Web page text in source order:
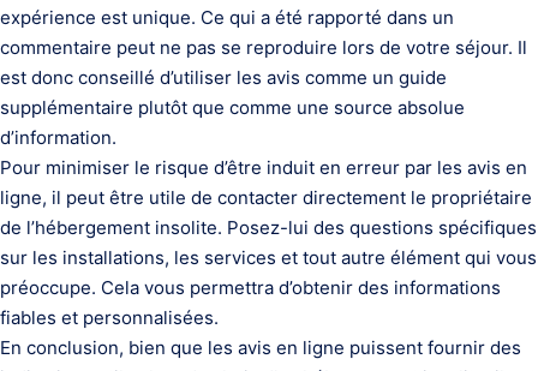
expérience est unique. Ce qui a été rapporté dans un
commentaire peut ne pas se reproduire lors de votre séjour. Il
est donc conseillé d’utiliser les avis comme un guide
supplémentaire plutôt que comme une source absolue
d’information.
Pour minimiser le risque d’être induit en erreur par les avis en
ligne, il peut être utile de contacter directement le propriétaire
de l’hébergement insolite. Posez-lui des questions spécifiques
sur les installations, les services et tout autre élément qui vous
préoccupe. Cela vous permettra d’obtenir des informations
fiables et personnalisées.
En conclusion, bien que les avis en ligne puissent fournir des